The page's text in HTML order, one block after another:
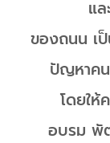
แ
ของถนน เ
ปัญหาค
โดยให้
อบรม พั